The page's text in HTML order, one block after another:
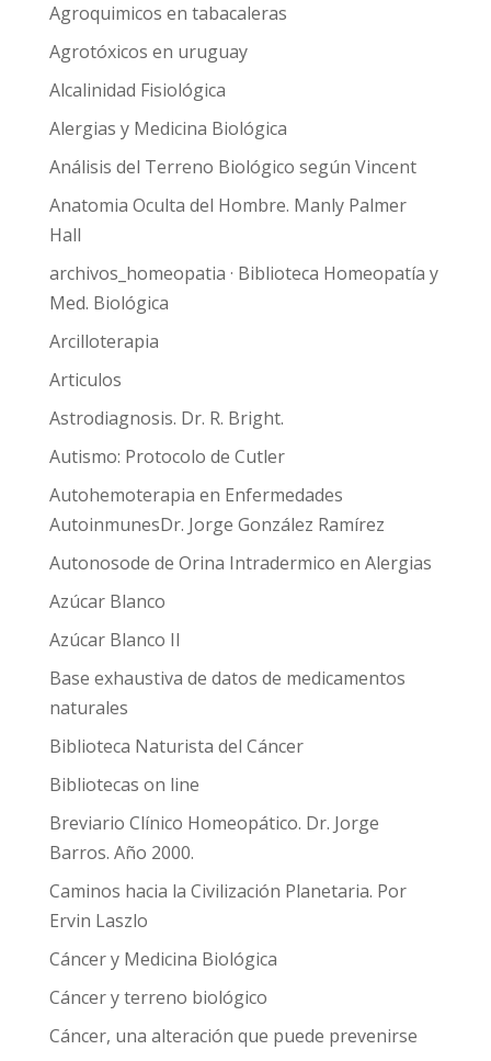
Agroquimicos en tabacaleras
Agrotóxicos en uruguay
Alcalinidad Fisiológica
Alergias y Medicina Biológica
Análisis del Terreno Biológico según Vincent
Anatomia Oculta del Hombre. Manly Palmer
Hall
archivos_homeopatia · Biblioteca Homeopatía y
Med. Biológica
Arcilloterapia
Articulos
Astrodiagnosis. Dr. R. Bright.
Autismo: Protocolo de Cutler
Autohemoterapia en Enfermedades
AutoinmunesDr. Jorge González Ramírez
Autonosode de Orina Intradermico en Alergias
Azúcar Blanco
Azúcar Blanco II
Base exhaustiva de datos de medicamentos
naturales
Biblioteca Naturista del Cáncer
Bibliotecas on line
Breviario Clínico Homeopático. Dr. Jorge
Barros. Año 2000.
Caminos hacia la Civilización Planetaria. Por
Ervin Laszlo
Cáncer y Medicina Biológica
Cáncer y terreno biológico
Cáncer, una alteración que puede prevenirse